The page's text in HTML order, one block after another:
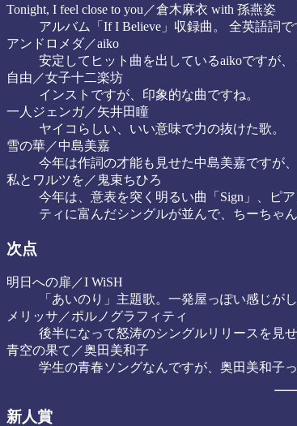
Tonight, I feel close to you／倉木麻衣 with 孫燕姿
アルバム「If I Believe」収録曲。 全英語詞
アンドロメダ／aiko
安定してヒット曲を出しているaikoですが
自由／女子十二楽坊
インストですが、印象的な曲ですね。
一人ジェンガ／矢井田瞳
ヤイコらしい、いい意味で力の抜けた歌。
雪の華／中島美嘉
今年は作詞の才能も見せた中島美嘉ですが
私とワルツを／鬼束ちひろ
今年は、意表を突く明るい曲「Sign」、ピ
ティに富んだシングルが並んで、ちーちゃ
次点
明日への扉／I WiSH
「あいのり」主題歌。一発屋っぽい感じが
メリッサ／ポルノグラフィティ
後半になって怒涛のシングルリリースを見
青空の果て／奥田美和子
学生の青春ソングなんですが、奥田美和子
新人賞